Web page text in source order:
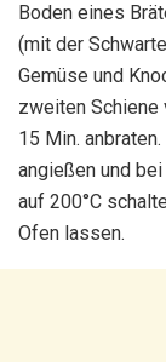
Boden eines
(mit der
Gemüse und
zweiten Schiene
15 Min.
angießen und
auf 200°C
Ofen lassen.